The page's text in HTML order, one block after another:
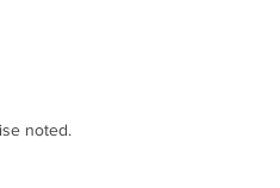
noted.